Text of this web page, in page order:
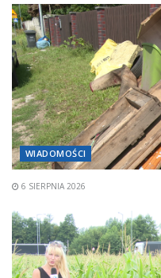
WIADOMOŚCI
6 SIERPNIA 2026